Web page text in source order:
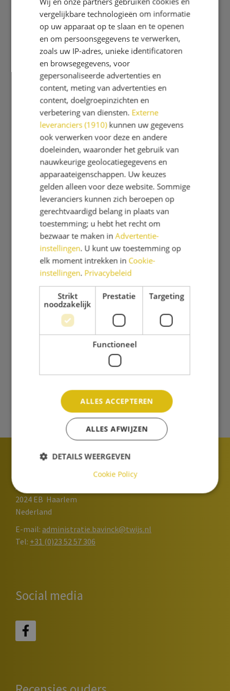
overblijven en dus thuis gaan eten, worden zij
niet eerder dan 12.55 uur verwacht op het
schoolplein. De kinderen die wel overblijven,
eten een halfuur in de klas met hun eigen
leerkracht en spelen een halfuur buiten onder
leiding van Sportfever. Soms zijn er extra
activiteiten in de gymzaal. Ook bij regen is er
een alternatief programma in diverse
klaslokalen.
Ambachtstraat 1
2024 EB Haarlem
Nederland
E-mail: administratie.bavinck@twijs.nl
Tel: +31 (0)23 52 57 306
Social media
vergelijkbare technologieën om informatie
op uw apparaat op te slaan en te openen
en om persoonsgegevens te verwerken,
zoals uw IP-adres, unieke identificatoren
en browsegegevens, voor
gepersonaliseerde advertenties en
content, meting van advertenties en
content, doelgroepinzichten en
verbetering van diensten. Externe
leveranciers (1910)kunnen uw gegevens
ook verwerken voor deze en andere
doeleinden, waaronder het gebruik van
nauwkeurige geolocatiegegevens en
apparaateigenschappen. Uw keuzes
gelden alleen voor deze website. Sommige
leveranciers kunnen zich beroepen op
gerechtvaardigd belang in plaats van
toestemming; u hebt het recht om
bezwaar te maken inAdvertentie-
instellingen. U kunt uw toestemming op
elk moment intrekken in Cookie-
instellingen. Privacybeleid
Strikt
noodzakelijk
Prestatie Targeting
Functioneel
ALLES ACCEPTEREN
ALLES AFWIJZEN
DETAILS WEERGEVEN
Cookie Policy